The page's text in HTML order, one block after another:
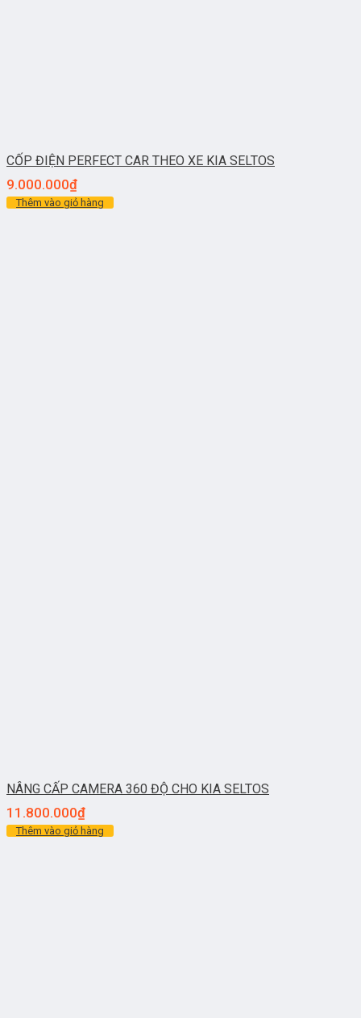
CỐP ĐIỆN PERFECT CAR THEO XE KIA SELTOS
9.000.000₫
Thêm vào giỏ hàng
NÂNG CẤP CAMERA 360 ĐỘ CHO KIA SELTOS
11.800.000₫
Thêm vào giỏ hàng